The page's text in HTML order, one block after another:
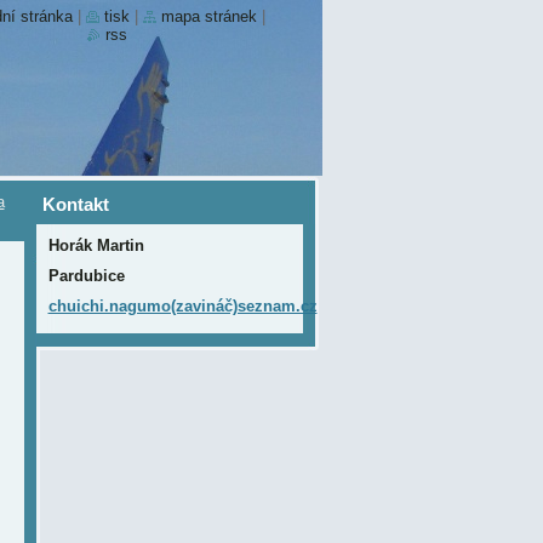
Kontakt
Horák Martin
Pardubice
chuichi.nagumo(zavináč)seznam.cz
stránka tisk mapa stránek
rss